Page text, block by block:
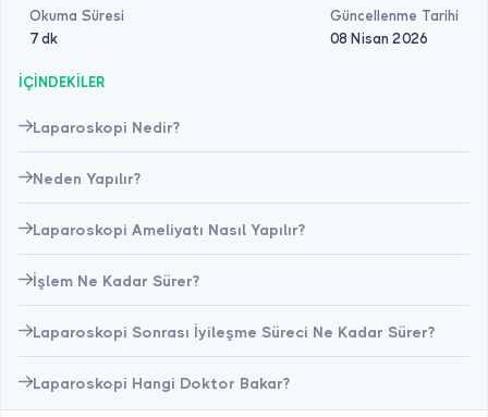
Okuma Süresi
7 dk
Güncellenme Tarihi
08 Nisan 2026
İÇİNDEKİLER
Laparoskopi Nedir?
Neden Yapılır?
Laparoskopi Ameliyatı Nasıl Yapılır?
İşlem Ne Kadar Sürer?
Laparoskopi Sonrası İyileşme Süreci Ne Kadar Sürer?
Laparoskopi Hangi Doktor Bakar?